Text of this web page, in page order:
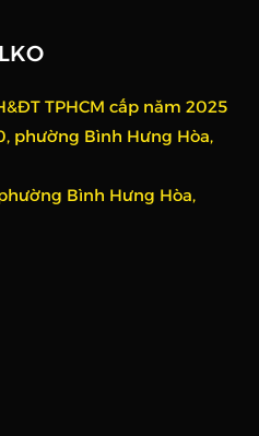
TPHCM cấp năm 2025
phường Bình Hưng Hòa,
Bình Hưng Hòa,